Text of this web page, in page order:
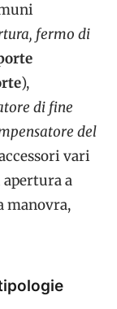
fermo di
),
di fine
del
vari
a
manovra,